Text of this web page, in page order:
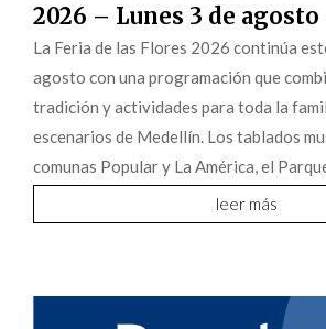
2026 – Lunes 3 de agosto
La Feria de las Flores 2026 continúa
agosto con una programación que
tradición y actividades para toda la
escenarios de Medellín. Los tablados
comunas Popular y La América, el
leer más